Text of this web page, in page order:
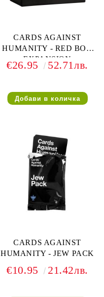
CARDS AGAINST
HUMANITY - RED BOX
EXPANSION
€26.95 52.71лв.
CARDS AGAINST
HUMANITY - JEW PACK
€10.95 21.42лв.